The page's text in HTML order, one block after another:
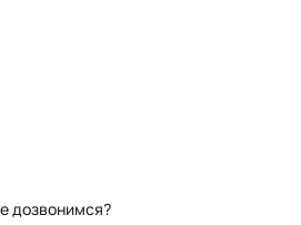
дозвонимся?